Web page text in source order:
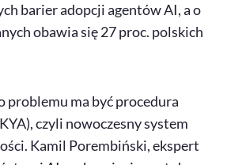
barier adopcji agentówAI, a o
obawia się 27 proc. polskich
problemu ma być procedura
czyli nowoczesny system
Kamil Porembiński, ekspert